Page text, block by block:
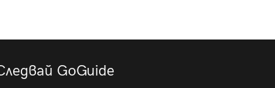
GoGuide